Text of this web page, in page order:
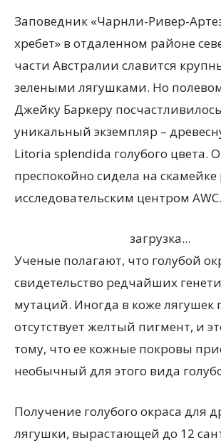
Заповедник «Чарнли-Ривер-
хребет» в отдаленном районе
части Австралии славится
зелеными лягушками. Но
Джейку Баркеру
уникальный экземпляр –
Litoria splendida голубого цвета.
преспокойно сидела на
исследовательским центром AWC.
загрузка...
Ученые полагают, что голубой
свидетельство редчайших
мутаций. Иногда в коже лягушек
отсутствует желтый пигмент, и
тому, что ее кожные покровы
необычный для этого вида
Получение голубого окраса для
лягушки, вырастающей до 12